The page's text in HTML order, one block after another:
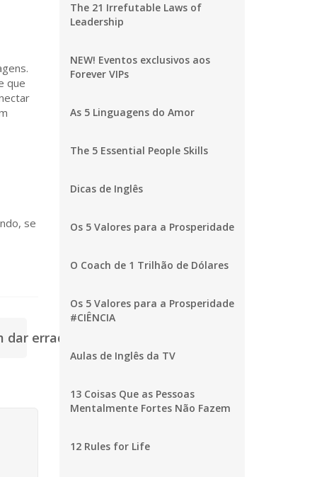
que
se
errado >
The 21 Irrefutable Laws of
Leadership
NEW! Eventos exclusivos aos
Forever VIPs
As 5 Linguagens do Amor
The 5 Essential People Skills
Dicas de Inglês
Os 5 Valores para a Prosperidade
O Coach de 1 Trilhão de Dólares
Os 5 Valores para a Prosperidade
#CIÊNCIA
Aulas de Inglês da TV
13 Coisas Que as Pessoas
Mentalmente Fortes Não Fazem
12 Rules for Life